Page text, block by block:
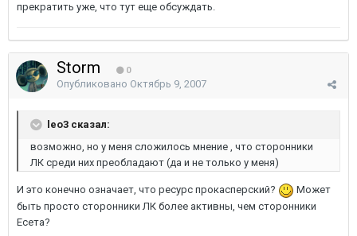
прекратить уже, что тут еще обсуждать.
Storm 0
Опубликовано Октябрь 9, 2007
leo3 сказал:
возможно, но у меня сложилось мнение , что сторонники
ЛК среди них преобладают (да и не только у меня)
И это конечно означает, что ресурс прокасперский?
Может
быть просто сторонники ЛК более активны, чем сторонники
Есета?